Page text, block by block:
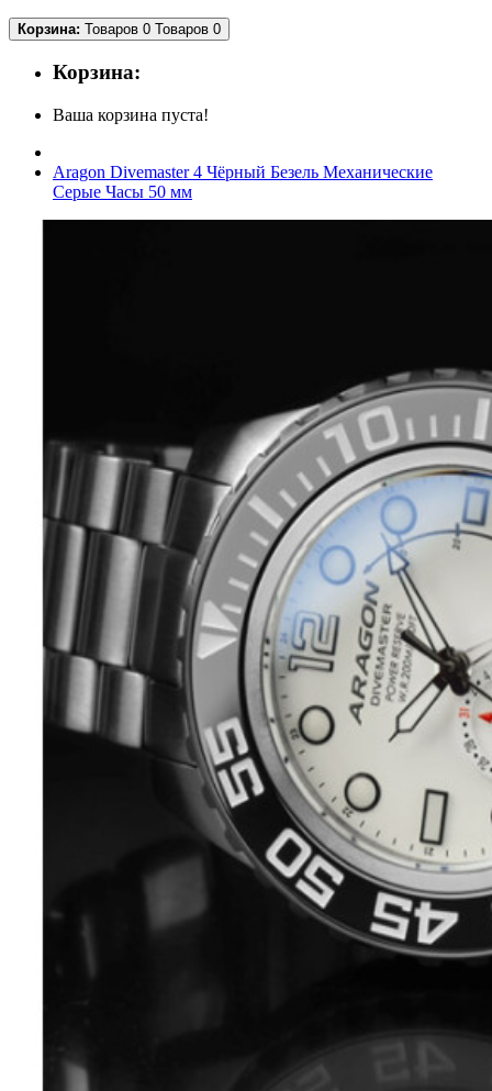
Корзина: Товаров 0 Товаров 0
Корзина:
Ваша корзина пуста!
Aragon Divemaster 4 Чёрный Безель Механические
Серые Часы 50 мм